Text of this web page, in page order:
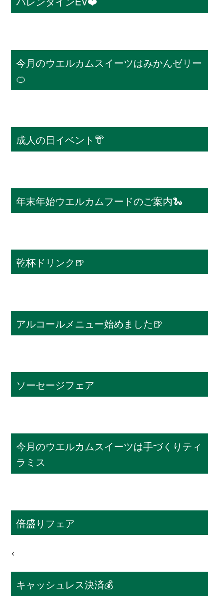
今月のウエルカムスイーツはみかんゼリー
🍊
成人の日イベント👘
年末年始ウエルカムフードのご案内🐍
乾杯ドリンク🍺
アルコールメニュー始めました🍺
ソーセージフェア
今月のウエルカムスイーツは手づくりティ
ラミス
倍盛りフェア
<
キャッシュレス決済💰